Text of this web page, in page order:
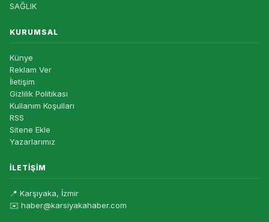
SAĞLIK
KURUMSAL
Künye
Reklam Ver
İletişim
Gizlilik Politikası
Kullanım Koşulları
RSS
Sitene Ekle
Yazarlarımız
İLETIŞIM
📍 Karşıyaka, İzmir
✉️ haber@karsiyakahaber.com